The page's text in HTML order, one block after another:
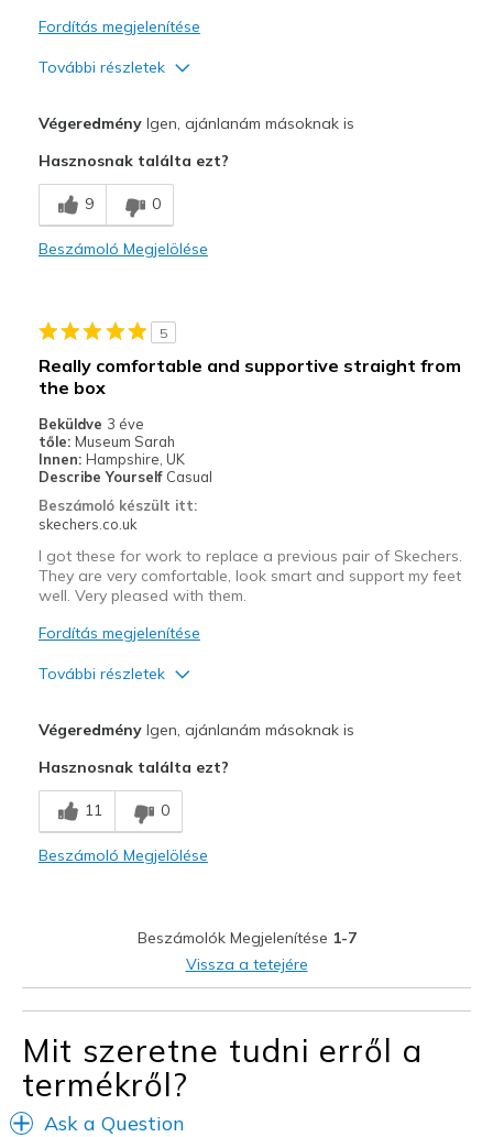
Fordítás megjelenítése
További részletek
Legjobb használat
Work shoe
View On Shoes
I'm Really Into Shoes
VégeredményIgen, ajánlanám másoknak is
Hasznosnak találta ezt?
9 0
Beszámoló Megjelölése
5
Really comfortable and supportive straight from
the box
Beküldve 3 éve
tőle: Museum Sarah
Innen: Hampshire, UK
Describe Yourself Casual
Beszámoló készült itt:
skechers.co.uk
I got these for work to replace a previous pair of Skechers.
They are very comfortable, look smart and support my feet
well. Very pleased with them.
Fordítás megjelenítése
További részletek
Comfortable
Legjobb használat
Casual Wear
View On Shoes
I'm Into Shoes
VégeredményIgen, ajánlanám másoknak is
Hasznosnak találta ezt?
11 0
Beszámoló Megjelölése
Beszámolók Megjelenítése 1-7
Vissza a tetejére
Mit szeretne tudni erről a
termékről?
Ask a Question